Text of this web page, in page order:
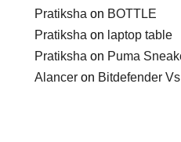
Pratiksha on BOTTLE
Pratiksha on laptop table
Pratiksha on Puma
Alancer on Bitdefender